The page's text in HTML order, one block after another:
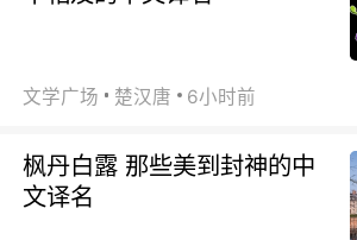
文学广场 楚汉唐 6小时前
枫丹白露 那些美到封神的中
文译名